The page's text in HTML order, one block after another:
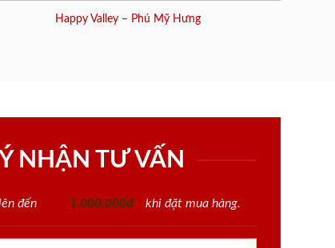
Happy Valley – Phú Mỹ Hưng
NHẬN TƯ VẤN
đến 1.000.000đ khi đặt mua hàng.